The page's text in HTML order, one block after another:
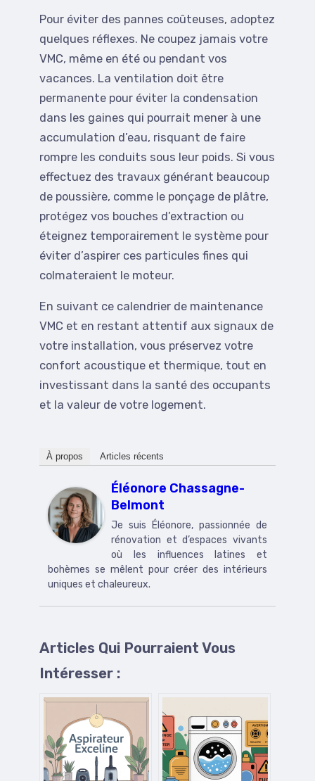
Pour éviter des pannes coûteuses, adoptez
quelques réflexes. Ne coupez jamais votre
VMC, même en été ou pendant vos
vacances. La ventilation doit être
permanente pour éviter la condensation
dans les gaines qui pourrait mener à une
accumulation d’eau, risquant de faire
rompre les conduits sous leur poids. Si vous
effectuez des travaux générant beaucoup
de poussière, comme le ponçage de plâtre,
protégez vos bouches d’extraction ou
éteignez temporairement le système pour
éviter d’aspirer ces particules fines qui
colmateraient le moteur.
En suivant ce calendrier de maintenance
VMC et en restant attentif aux signaux de
votre installation, vous préservez votre
confort acoustique et thermique, tout en
investissant dans la santé des occupants
et la valeur de votre logement.
À propos Articles récents
Éléonore Chassagne-
Belmont
Je suis Éléonore, passionnée de
rénovation et d’espaces vivants
où les influences latines et
bohèmes se mêlent pour créer des intérieurs
uniques et chaleureux.
Articles Qui Pourraient Vous
Intéresser :